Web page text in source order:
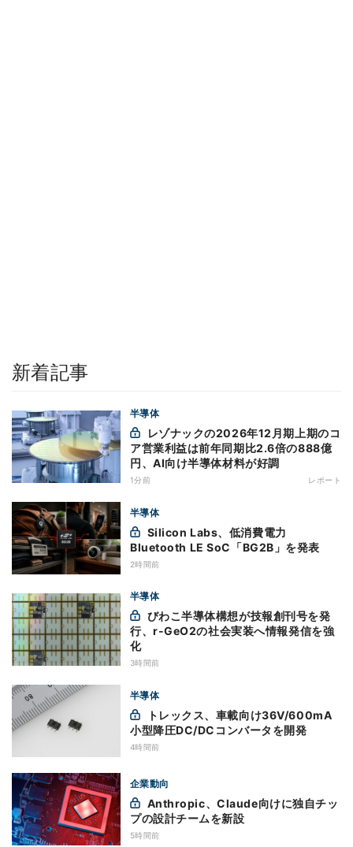
新着記事
半導体
ア営業利益は前年同期比2.6倍の888億
円、AI向け半導体材料が好調
1分前 レポート
半導体
Bluetooth LE SoC「BG2B」を発表
2時間前
半導体
行、r-GeO2の社会実装へ情報発信を強
化
3時間前
半導体
小型降圧DC/DCコンバータを開発
4時間前
企業動向
プの設計チームを新設
5時間前